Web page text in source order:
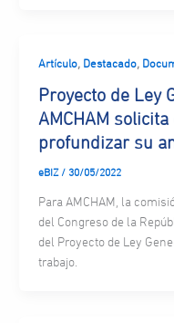
Artículo, Destacado,
Proyecto de Ley
AMCHAM
profundizar su
eBIZ / 30/05/2022
Para AMCHAM, la
del Congreso de la
del Proyecto de Ley
trabajo.